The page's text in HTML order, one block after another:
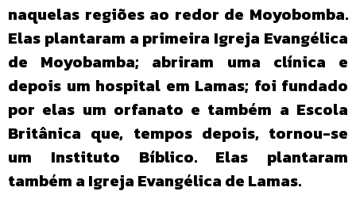
naquelas regiões ao redor de Moyobomba.
Elas plantaram a primeira Igreja Evangélica
de Moyobamba; abriram uma clínica e
depois um hospital em Lamas; foi fundado
por elas um orfanato e também a Escola
Britânica que, tempos depois, tornou-se
um Instituto Bíblico. Elas plantaram
também a Igreja Evangélica de Lamas.